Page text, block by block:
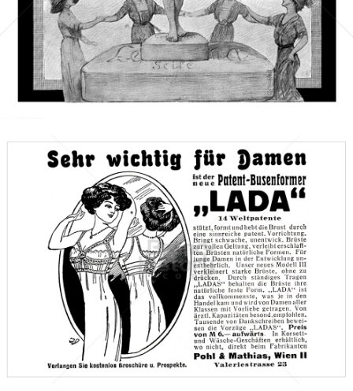
Bild-ID: 46331
Pohl & Mathias, Wien Pohl & Mathias, Wien 1912